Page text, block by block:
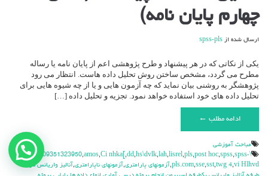
تجزیه
و
تحلیل
داده
(فصل
چهارم
پایان
نامه)
چهارم پایان نامه)
ارسال شده از spss-pls
یکی از نکاتی که در هر پیشنهاد و طرح پژوهشی اعم از پایان نامه یا رساله
مطرح می گردد، مشخص ساختن روش تحلیل داده هاست. انتظار می رود
پژوهشگر به روشنی بیان نماید که چه آزمون هایی و یا از چه شیوه هایی برای
تحلیل داده های خود استفاده خواهد نمود. تجزیه و تحلیل داده […]
ادامه مطلب ←
مباحث آموزشي
\hdhdd
,\v 09351323950,amos,Ci nhka[ ,dd,hs\dvlk,lah,lisrel,pls,post hoc,spss,spss-
pls.com,sse,sst,twg 4,vi Hlhvd
,آزمونهاي پارامتري,آزمونهاي ناپارامتري,آناليز واريانس دو
نیاز به کمک دارید ؟